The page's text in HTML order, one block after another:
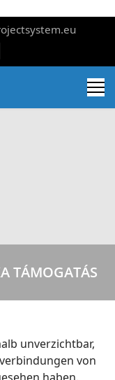
TÁMOGATÁS
unverzichtbar,
von